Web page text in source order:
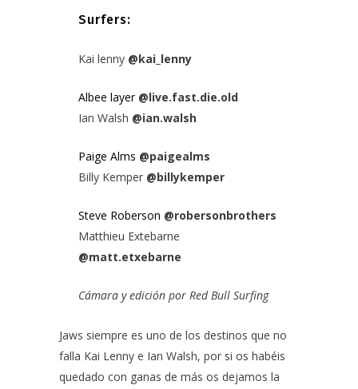
Surfers:
Kai lenny @kai_lenny
Albee layer @live.fast.die.old
Ian Walsh @ian.walsh
Paige Alms @paigealms
Billy Kemper @billykemper
Steve Roberson @robersonbrothers
Matthieu Extebarne
@matt.etxebarne
Cámara y edición por Red Bull Surfing
Jaws siempre es uno de los destinos que no
falla Kai Lenny e Ian Walsh, por si os habéis
quedado con ganas de más os dejamos la